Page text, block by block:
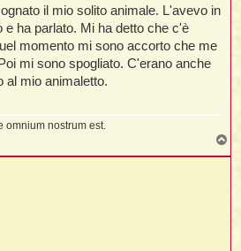
il mio solito animale. L'avevo in
ha parlato. Mi ha detto che c'è
momento mi sono accorto che me
mi sono spogliato. C'erano anche
al mio animaletto.
omnium nostrum est.